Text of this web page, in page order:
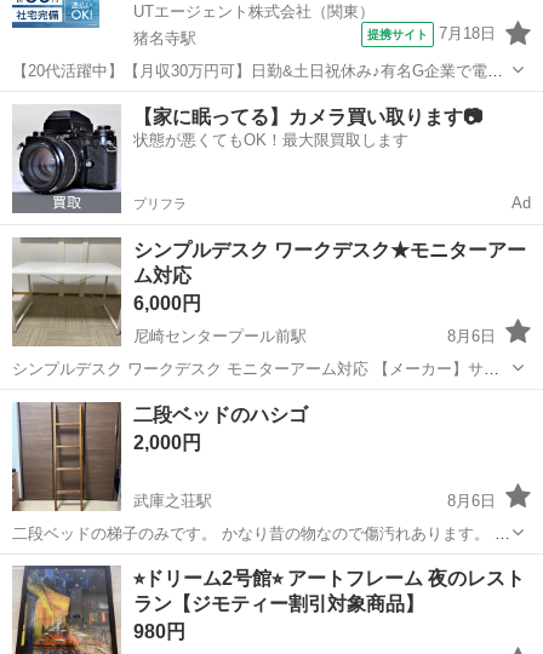
UTエージェント株式会社（関東）
猪名寺駅
提携サイト 7月18日
【20代活躍中】【月収30万円可】日勤&土日祝休み♪有名G企業で電子
機器部品の検査など◎駅チカ徒歩7分！《JCGY1-PC》 詳細情報 ＼電
子機器部品の目視検査・梱包作業／ 電子機器部品をメッキ加工、塗装
作業している工場...
兵庫 尼崎市 猪名寺駅 その他
【家に眠ってる】カメラ買い取ります📷
状態が悪くてもOK！最大限買取します
プリフラ Ad
シンプルデスク ワークデスク★モニターアー
ム対応
6,000円
尼崎センタープール前駅
8月6日
シンプルデスク ワークデスク モニターアーム対応 【メーカー】サン
ワサプライ 【型番】100-DESKF058 【カラー】ホワイト サイズ 幅１
兵庫 尼崎市 尼崎センタープール前駅
二段ベッドのハシゴ
2,000円
武庫之荘駅
8月6日
二段ベッドの梯子のみです。 かなり昔の物なので傷汚れあります。 引
っ掛ける部分にフェルトが剥がれてますが元からなのか傷予防で後か
ら貼り付けたのか不明です。 幅約31.5㎝ 高さ約125㎝
兵庫 尼崎市 武庫之荘駅 ベッド
⭐︎ドリーム2号館⭐︎ アートフレーム 夜のレスト
ラン【ジモティー割引対象商品】
980円